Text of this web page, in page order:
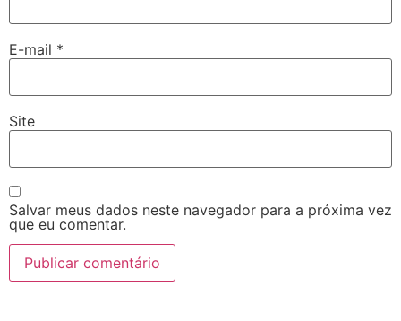
E-mail *
Site
Salvar meus dados neste navegador para a próxima vez
que eu comentar.